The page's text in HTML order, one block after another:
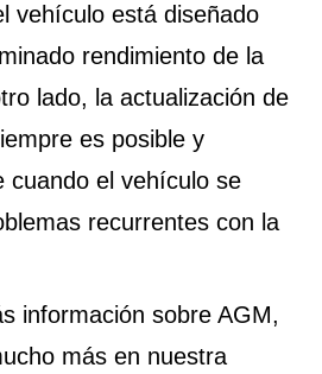
vehículo está diseñado
rendimiento de la
lado, la actualización de
es posible y
cuando el vehículo se
recurrentes con la
información sobre AGM,
más en nuestra